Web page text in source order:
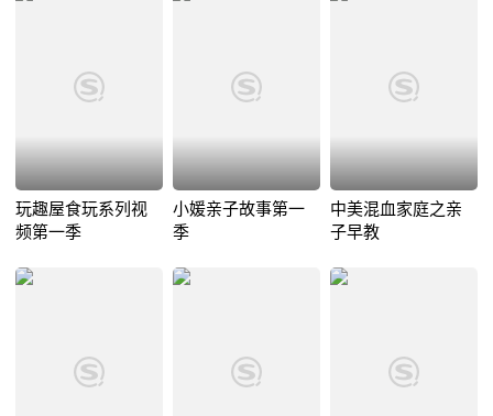
玩趣屋食玩系列视
频第一季
小媛亲子故事第一
季
中美混血家庭之亲
子早教